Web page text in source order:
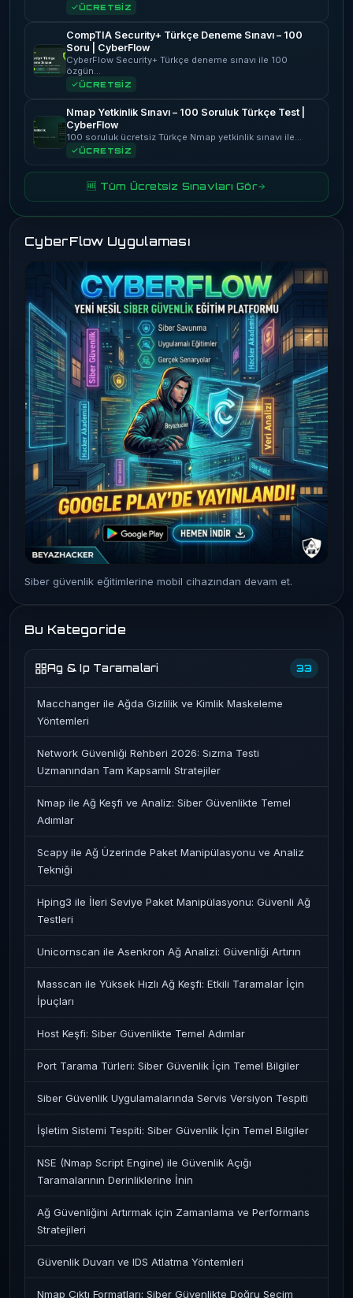
ÜCRETSİZ
CompTIA Security+ Türkçe Deneme Sınavı – 100
Soru | CyberFlow
CyberFlow Security+ Türkçe deneme sınavı ile 100
özgün…
ÜCRETSİZ
Nmap Yetkinlik Sınavı – 100 Soruluk Türkçe Test |
CyberFlow
100 soruluk ücretsiz Türkçe Nmap yetkinlik sınavı ile…
ÜCRETSİZ
🆓 Tüm Ücretsiz Sınavları Gör
CyberFlow Uygulaması
Siber güvenlik eğitimlerine mobil cihazından devam et.
Bu Kategoride
Ag & Ip Taramalari 33
Macchanger ile Ağda Gizlilik ve Kimlik Maskeleme
Yöntemleri
Network Güvenliği Rehberi 2026: Sızma Testi
Uzmanından Tam Kapsamlı Stratejiler
Nmap ile Ağ Keşfi ve Analiz: Siber Güvenlikte Temel
Adımlar
Scapy ile Ağ Üzerinde Paket Manipülasyonu ve Analiz
Tekniği
Hping3 ile İleri Seviye Paket Manipülasyonu: Güvenli Ağ
Testleri
Unicornscan ile Asenkron Ağ Analizi: Güvenliği Artırın
Masscan ile Yüksek Hızlı Ağ Keşfi: Etkili Taramalar İçin
İpuçları
Host Keşfi: Siber Güvenlikte Temel Adımlar
Port Tarama Türleri: Siber Güvenlik İçin Temel Bilgiler
Siber Güvenlik Uygulamalarında Servis Versiyon Tespiti
İşletim Sistemi Tespiti: Siber Güvenlik İçin Temel Bilgiler
NSE (Nmap Script Engine) ile Güvenlik Açığı
Taramalarının Derinliklerine İnin
Ağ Güvenliğini Artırmak için Zamanlama ve Performans
Stratejileri
Güvenlik Duvarı ve IDS Atlatma Yöntemleri
Nmap Çıktı Formatları: Siber Güvenlikte Doğru Seçim